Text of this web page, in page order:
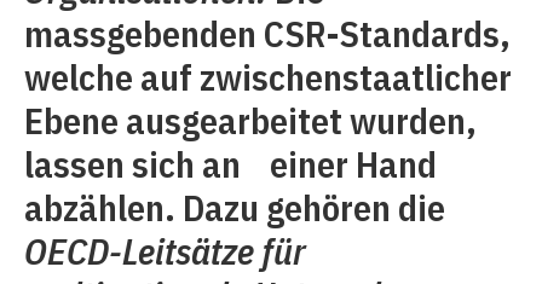
massgebenden CSR-Standards,
welche auf zwischenstaatlicher
Ebene ausgearbeitet wurden,
lassen sich an einer Hand
abzählen. Dazu gehören die
OECD-Leitsätze für